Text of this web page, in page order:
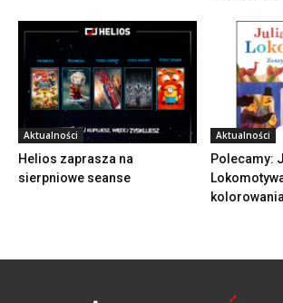
Aktualności
Helios zaprasza na
sierpniowe seanse
Aktualności
Polecamy:
kolorowania